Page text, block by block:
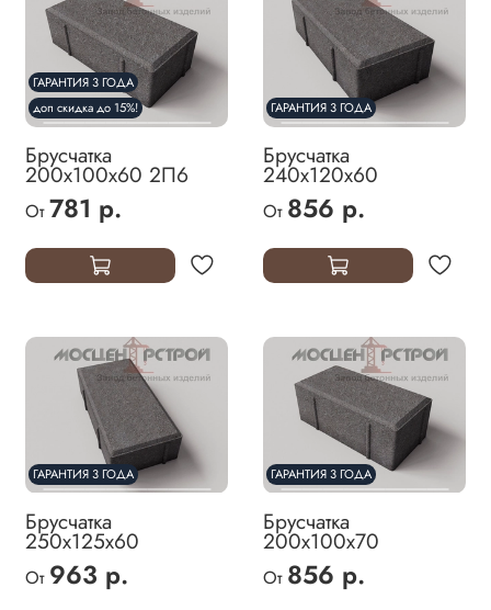
ГАРАНТИЯ 3 ГОДА
доп скидка до 15%!
Брусчатка
200х100х60 2П6
От 781 р.
ГАРАНТИЯ 3 ГОДА
Брусчатка
240х120х60
От 856 р.
ГАРАНТИЯ 3 ГОДА
Брусчатка
250х125х60
От 963 р.
ГАРАНТИЯ 3 ГОДА
Брусчатка
200х100х70
От 856 р.